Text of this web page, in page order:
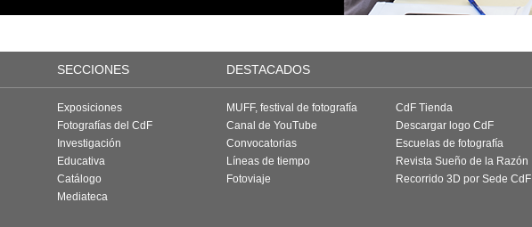
SECCIONES DESTACADOS
Exposiciones
Fotografías del CdF
Investigación
Educativa
Catálogo
Mediateca
MUFF, festival de fotografía
Canal de YouTube
Convocatorias
Líneas de tiempo
Fotoviaje
CdF Tienda
Descargar logo CdF
Escuelas de fotografía
Revista Sueño de la Razón
Recorrido 3D por Sede CdF